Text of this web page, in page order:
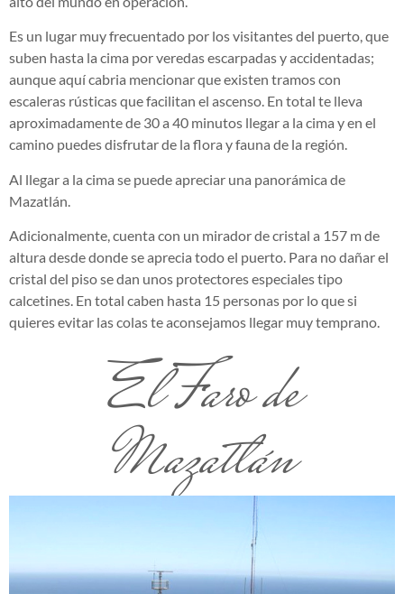
Es un lugar muy frecuentado por los visitantes del puerto, que
suben hasta la cima por veredas escarpadas y accidentadas;
aunque aquí cabria mencionar que existen tramos con
escaleras rústicas que facilitan el ascenso. En total te lleva
aproximadamente de 30 a 40 minutos llegar a la cima y en el
camino puedes disfrutar de la flora y fauna de la región.
Al llegar a la cima se puede apreciar una panorámica de
Mazatlán.
Adicionalmente, cuenta con un mirador de cristal a 157 m de
altura desde donde se aprecia todo el puerto. Para no dañar el
cristal del piso se dan unos protectores especiales tipo
calcetines. En total caben hasta 15 personas por lo que si
quieres evitar las colas te aconsejamos llegar muy temprano.
El Faro de
Mazatlán